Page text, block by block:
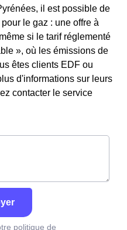
il est possible de
le gaz : une offre à
si le tarif réglementé
», où les émissions de
êtes clients EDF ou
d'informations sur leurs
contacter le service
politique de